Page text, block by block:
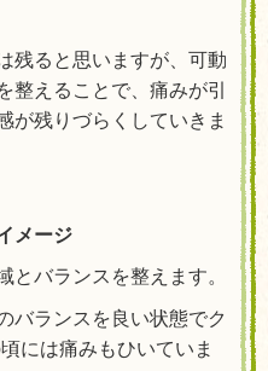
残ると思いますが、可動
整えることで、痛みが引
が残りづらくしていきま
メージ
とバランスを整えます。
バランスを良い状態でク
には痛みもひいていま